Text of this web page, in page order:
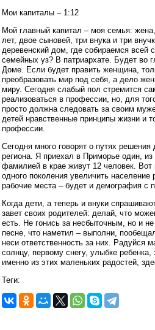
Мои капиталы – 1:12
Мой главный капитал – моя семья:
лет, двое сыновей, три внука и три
деревенский дом, где собираемся всей
семейных уз? В патриархате. Будет во
Доме. Если будет править женщина,
преобразовать мир под себя, а дело
миру. Сегодня слабый пол стремится
реализоваться в профессии, но, для
просто должна следовать за своим
детей нравственные принципы жизни и
профессии.
Сегодня много говорят о путях
региона. Я приехал в Приморье один,
фамилией в крае живут 12 человек. Вот
одного поколения увеличить население
рабочие места – будет и демография с
Когда дети, а теперь и внуки
завет своих родителей: делай, что
есть. Не гонись за несбыточным, но и
песне, что наметил – выполни,
неси ответственность за них. Радуйся
солнцу, первому снегу, улыбке
именно из этих маленьких радостей,
Теги: